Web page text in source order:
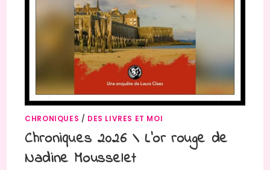
CHRONIQUES / DES LIVRES ET MOI
Chroniques 2026 \ L’or rouge de
Nadine Mousselet